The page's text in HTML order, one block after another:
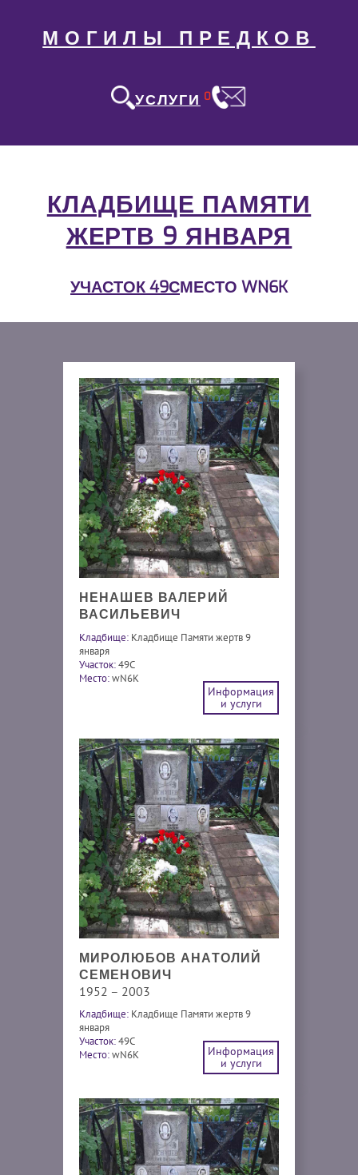
МОГИЛЫ ПРЕДКОВ
УСЛУГИ 0
КЛАДБИЩЕ ПАМЯТИ
ЖЕРТВ 9 ЯНВАРЯ
УЧАСТОК 49СМЕСТО WN6K
НЕНАШЕВ ВАЛЕРИЙ
ВАСИЛЬЕВИЧ
Кладбище: Кладбище Памяти жертв 9
января
Участок:49С
Место:wN6K
Информация
и услуги
МИРОЛЮБОВ АНАТОЛИЙ
СЕМЕНОВИЧ
1952 – 2003
Кладбище: Кладбище Памяти жертв 9
января
Участок:49С
Место:wN6K
Информация
и услуги